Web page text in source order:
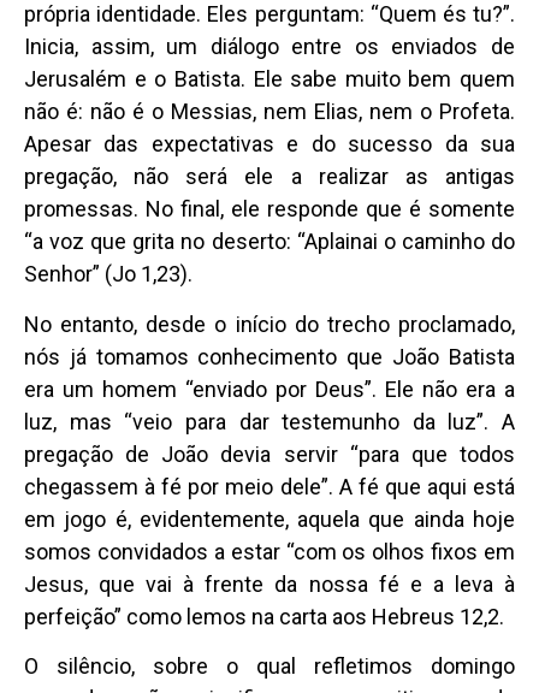
própria identidade. Eles perguntam: “Quem és tu?”.
Inicia, assim, um diálogo entre os enviados de
Jerusalém e o Batista. Ele sabe muito bem quem
não é: não é o Messias, nem Elias, nem o Profeta.
Apesar das expectativas e do sucesso da sua
pregação, não será ele a realizar as antigas
promessas. No final, ele responde que é somente
“a voz que grita no deserto: “Aplainai o caminho do
Senhor” (Jo 1,23).
No entanto, desde o início do trecho proclamado,
nós já tomamos conhecimento que João Batista
era um homem “enviado por Deus”. Ele não era a
luz, mas “veio para dar testemunho da luz”. A
pregação de João devia servir “para que todos
chegassem à fé por meio dele”. A fé que aqui está
em jogo é, evidentemente, aquela que ainda hoje
somos convidados a estar “com os olhos fixos em
Jesus, que vai à frente da nossa fé e a leva à
perfeição” como lemos na carta aos Hebreus 12,2.
O silêncio, sobre o qual refletimos domingo